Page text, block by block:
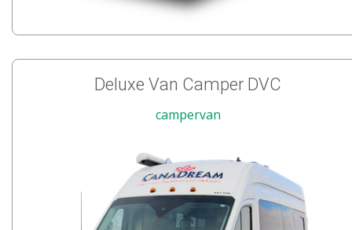
Deluxe Van Camper DVC
campervan